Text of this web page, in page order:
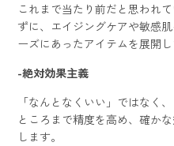
これまで当たり前だと思われ
ずに、エイジングケアや敏感
ーズにあったアイテムを展開し
-絶対効果主義
「なんとなくいい」ではなく
ところまで精度を高め、確か
します。